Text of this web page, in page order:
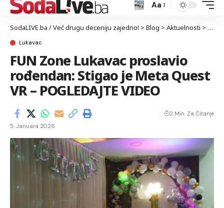
Aa
SodaLIVE.ba / Već drugu deceniju zajedno! > Blog > Aktuelnosti >
Lukavac
FUN Zone Lukavac proslavio
rođendan: Stigao je Meta Quest
VR – POGLEDAJTE VIDEO
5. Januara 2026.
2 Min. Za Čitanje